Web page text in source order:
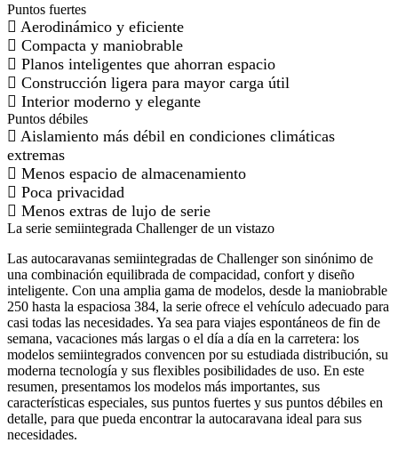
Puntos fuertes
Aerodinámico y eficiente
Compacta y maniobrable
Planos inteligentes que ahorran espacio
Construcción ligera para mayor carga útil
Interior moderno y elegante
Puntos débiles
Aislamiento más débil en condiciones climáticas
extremas
Menos espacio de almacenamiento
Poca privacidad
Menos extras de lujo de serie
La serie semiintegrada Challenger de un vistazo
Las autocaravanas semiintegradas de Challenger son sinónimo de
una combinación equilibrada de compacidad, confort y diseño
inteligente. Con una amplia gama de modelos, desde la maniobrable
250 hasta la espaciosa 384, la serie ofrece el vehículo adecuado para
casi todas las necesidades. Ya sea para viajes espontáneos de fin de
semana, vacaciones más largas o el día a día en la carretera: los
modelos semiintegrados convencen por su estudiada distribución, su
moderna tecnología y sus flexibles posibilidades de uso. En este
resumen, presentamos los modelos más importantes, sus
características especiales, sus puntos fuertes y sus puntos débiles en
detalle, para que pueda encontrar la autocaravana ideal para sus
necesidades.